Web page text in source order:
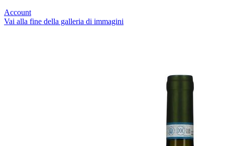
Account
Vai alla fine della galleria di immagini